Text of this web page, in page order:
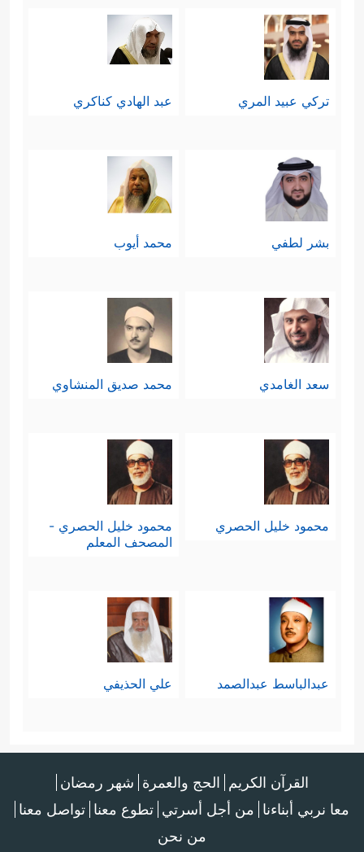
تركي عبيد المري عبد الهادي كناكري
بشر لطفي محمد أيوب
سعد الغامدي محمد صديق المنشاوي
محمود خليل الحصري
محمود خليل الحصري -
المصحف المعلم
عبدالباسط عبدالصمد علي الحذيفي
القرآن الكريم الحج والعمرة شهر رمضان
معا نربي أبناءنا من أجل أسرتي تطوع معنا تواصل معنا
من نحن